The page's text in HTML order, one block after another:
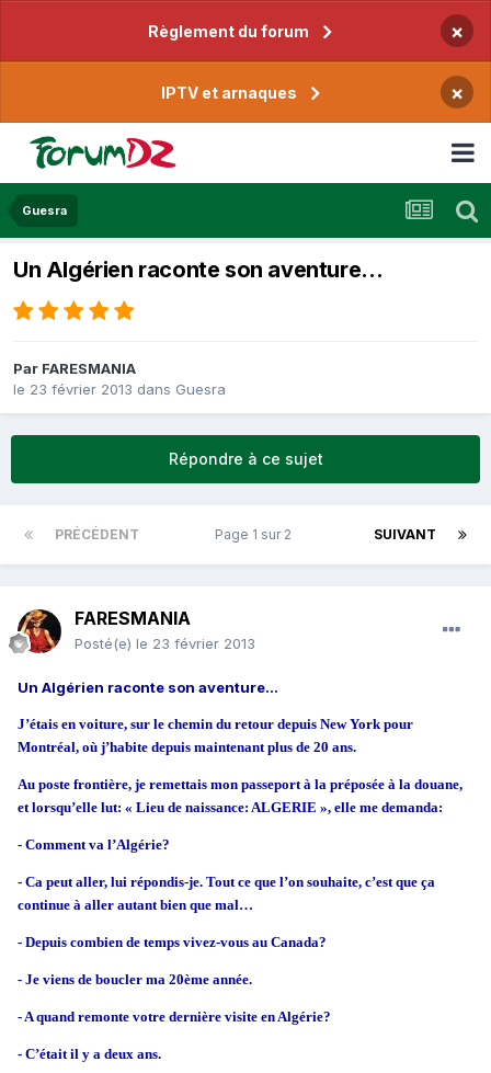
Règlement du forum ×
IPTV et arnaques ×
Guesra
Un Algérien raconte son aventure…
Par FARESMANIA
le 23 février 2013 dans Guesra
Répondre à ce sujet
PRÉCÉDENT SUIVANT
Page 1 sur 2
FARESMANIA
Posté(e) le 23 février 2013
Un Algérien raconte son aventure…
J’étais en voiture, sur le chemin du retour depuis New York pour
Montréal, où j’habite depuis maintenant plus de 20 ans.
Au poste frontière, je remettais mon passeport à la préposée à la douane,
et lorsqu’elle lut: « Lieu de naissance: ALGERIE », elle me demanda:
- Comment va l’Algérie?
- Ca peut aller, lui répondis-je. Tout ce que l’on souhaite, c’est que ça
continue à aller autant bien que mal…
- Depuis combien de temps vivez-vous au Canada?
- Je viens de boucler ma 20ème année.
- A quand remonte votre dernière visite en Algérie?
- C’était il y a deux ans.